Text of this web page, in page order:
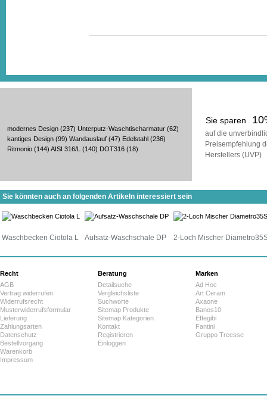
Sie sparen
auf die
Preisempfehlung
Herstellers (UVP)
modernes Design (237) Unterputz-Waschtischarmatur (62)
kantiges Design (99) Wandauslauf (47) Edelstahl (236)
Ritmonio (144) AISI 316/L (140) DOT316 (18)
Sie könnten auch an folgenden Artikeln interessiert sein
Waschbecken Ciotola L Aufsatz-Waschschale DP 2-Loch Mischer
Recht
AGB
Vertrag widerrufen
Widerrufsrecht
Musterwiderrufsformular
Lieferung
Zahlungsarten
Datenschutz
Bestellvorgang
Warenkorb
Impressum
Beratung
Detailsuche
Vergleichsliste
Suchworte
Sitemap Produkte
Sitemap Kategorien
Kontakt
Registrieren
Einloggen
Marken
Ad Hoc
Art Ceram
Axaone
Banos10
Effegibi
Fantini
Gruppo Treesse